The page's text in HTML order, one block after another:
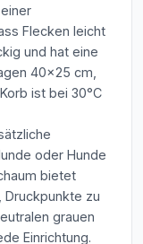
Flecken leicht
und hat eine
40x25 cm,
ist bei 30°C
oder Hunde
bietet
zu
grauen
Einrichtung.